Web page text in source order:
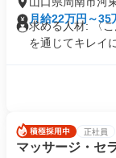
月給22万円～35
求める人材: 〈
を通じてキレイ
正社員
マッサージ・セ